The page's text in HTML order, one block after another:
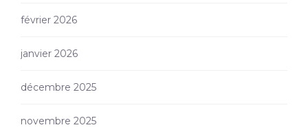
février 2026
janvier 2026
décembre 2025
novembre 2025